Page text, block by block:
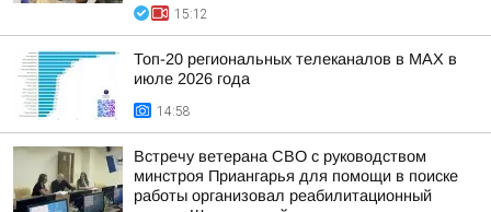
15:12
Топ-20 региональных телеканалов в MAX в
июле 2026 года
14:58
Встречу ветерана СВО с руководством
минстроя Приангарья для помощи в поиске
работы организовал реабилитационный